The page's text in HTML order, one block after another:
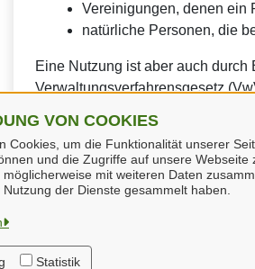
VON COOKIES
Cookies, um die Funktionalität unserer
und die Zugriffe auf unsere
mit weiteren Daten
der Dienste gesammelt haben.
Statistik
Vereinigungen, denen ein
natürliche Personen, die
Eine Nutzung ist aber auch
Verwaltungsverfahrensgesetz